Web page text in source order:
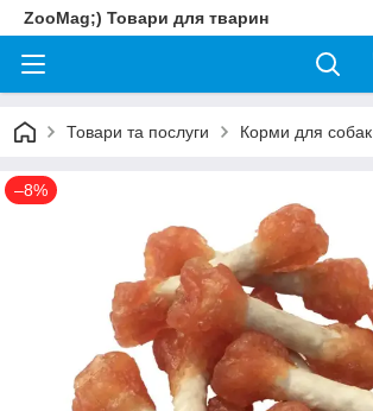
ZooMag;) Товари для тварин
Товари та послуги Корми для собак
–8%